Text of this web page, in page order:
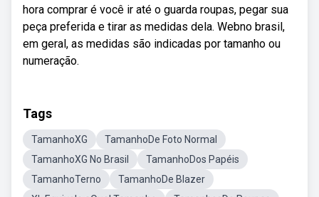
hora comprar é você ir até o guarda roupas, pegar sua
peça preferida e tirar as medidas dela. Webno brasil,
em geral, as medidas são indicadas por tamanho ou
numeração.
Tags
TamanhoXG
TamanhoDe Foto Normal
TamanhoXG No Brasil
TamanhoDos Papéis
TamanhoTerno
TamanhoDe Blazer